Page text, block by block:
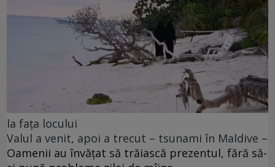
la fața locului
Valul a venit, apoi a trecut – tsunami în Maldive –
Oamenii au învățat să trăiască prezentul, fără să-